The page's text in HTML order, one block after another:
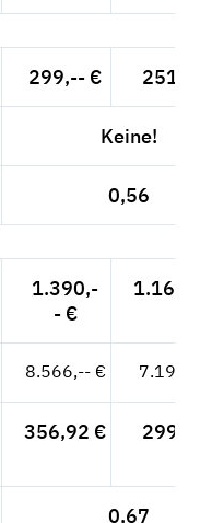
299,-- € 251,26 €
Keine!
0,56
1.390,-
- €
1.168,07
8.566,-- € 7.198,32
356,92 € 299,93 €
0,67